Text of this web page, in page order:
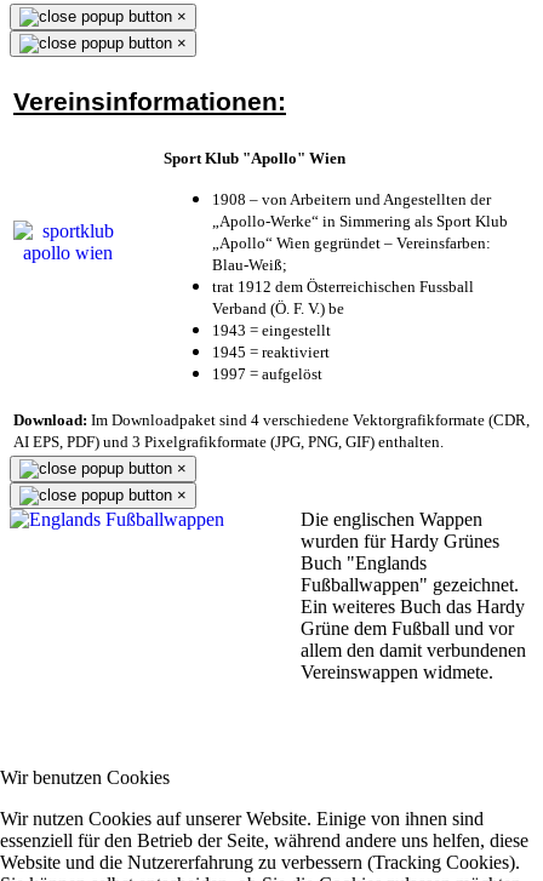
Wir benutzen Cookies
Wir nutzen Cookies auf unserer Website. Einige von ihnen sind
essenziell für den Betrieb der Seite, während andere uns helfen, diese
Website und die Nutzererfahrung zu verbessern (Tracking Cookies).
×
×
Vereinsinformationen:
Sport Klub "Apollo" Wien
1908 – von Arbeitern und Angestellten der
„Apollo-Werke“ in Simmering als Sport Klub
„Apollo“ Wien gegründet – Vereinsfarben:
Blau-Weiß;
trat 1912 dem Österreichischen Fussball
Verband (Ö. F. V.) be
1943 = eingestellt
1945 = reaktiviert
1997 = aufgelöst
Download: Im Downloadpaket sind 4 verschiedene Vektorgrafikformate (CDR,
AI EPS, PDF) und 3 Pixelgrafikformate (JPG, PNG, GIF) enthalten.
×
×
Die englischen Wappen
wurden für Hardy Grünes
Buch "Englands
Fußballwappen" gezeichnet.
Ein weiteres Buch das Hardy
Grüne dem Fußball und vor
allem den damit verbundenen
Vereinswappen widmete.